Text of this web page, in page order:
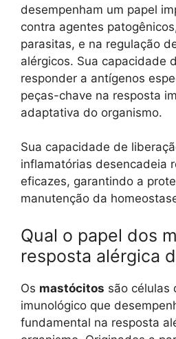
desempenham um papel
contra agentes
parasitas, e na regulação
alérgicos. Sua capacidade
responder a antígenos
peças-chave na resposta
adaptativa do organismo.
Sua capacidade de
inflamatórias desencadeia
eficazes, garantindo a
manutenção da
Qual o papel dos
resposta alérgica
Os mastócitos são células
imunológico que
fundamental na resposta